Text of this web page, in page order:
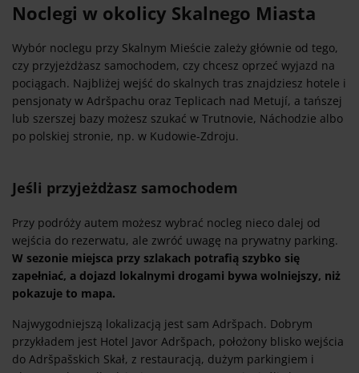
Noclegi w okolicy Skalnego Miasta
Wybór noclegu przy Skalnym Mieście zależy głównie od tego,
czy przyjeżdżasz samochodem, czy chcesz oprzeć wyjazd na
pociągach. Najbliżej wejść do skalnych tras znajdziesz hotele i
pensjonaty w Adršpachu oraz Teplicach nad Metují, a tańszej
lub szerszej bazy możesz szukać w Trutnovie, Náchodzie albo
po polskiej stronie, np. w Kudowie-Zdroju.
Jeśli przyjeżdżasz samochodem
Przy podróży autem możesz wybrać nocleg nieco dalej od
wejścia do rezerwatu, ale zwróć uwagę na prywatny parking.
W sezonie miejsca przy szlakach potrafią szybko się
zapełniać, a dojazd lokalnymi drogami bywa wolniejszy, niż
pokazuje to mapa.
Najwygodniejszą lokalizacją jest sam Adršpach. Dobrym
przykładem jest Hotel Javor Adršpach, położony blisko wejścia
do Adršpašskich Skał, z restauracją, dużym parkingiem i